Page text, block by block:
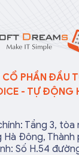
hợp hóa đơn
[…]
PHẦN ĐẦU
- TỰ ĐỘNG
Tầng 3, tòa
Hà Đông, Thành
Số H.54